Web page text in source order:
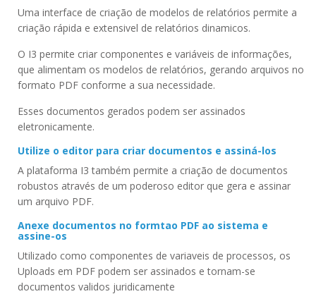
Uma interface de criação de modelos de relatórios permite a
criação rápida e extensivel de relatórios dinamicos.
O I3 permite criar componentes e variáveis de informações,
que alimentam os modelos de relatórios, gerando arquivos no
formato PDF conforme a sua necessidade.
Esses documentos gerados podem ser assinados
eletronicamente.
Utilize o editor para criar documentos e assiná-los
A plataforma I3 também permite a criação de documentos
robustos através de um poderoso editor que gera e assinar
um arquivo PDF.
Anexe documentos no formtao PDF ao sistema e
assine-os
Utilizado como componentes de variaveis de processos, os
Uploads em PDF podem ser assinados e tornam-se
documentos validos juridicamente